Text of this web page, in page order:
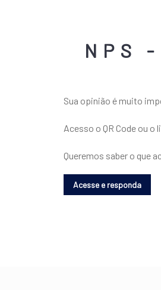
NPS
Sua opinião é muito
Acesso o QR Code ou
Queremos saber o que